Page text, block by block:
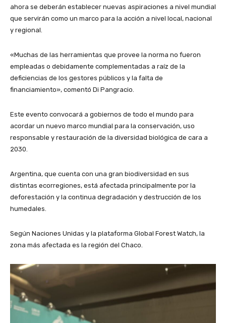
ahora se deberán establecer nuevas aspiraciones a nivel mundial
que servirán como un marco para la acción a nivel local, nacional
y regional.
«Muchas de las herramientas que provee la norma no fueron
empleadas o debidamente complementadas a raíz de la
deficiencias de los gestores públicos y la falta de
financiamiento», comentó Di Pangracio.
Este evento convocará a gobiernos de todo el mundo para
acordar un nuevo marco mundial para la conservación, uso
responsable y restauración de la diversidad biológica de cara a
2030.
Argentina, que cuenta con una gran biodiversidad en sus
distintas ecorregiones, está afectada principalmente por la
deforestación y la continua degradación y destrucción de los
humedales.
Según Naciones Unidas y la plataforma Global Forest Watch, la
zona más afectada es la región del Chaco.